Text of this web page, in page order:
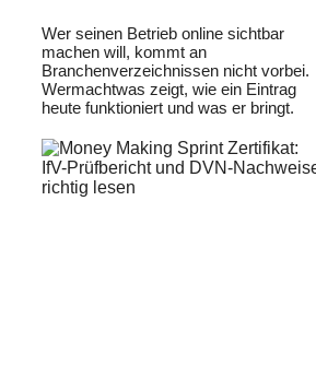
Wer seinen Betrieb online sichtbar
machen will, kommt an
Branchenverzeichnissen nicht vorbei.
Wermachtwas zeigt, wie ein Eintrag
heute funktioniert und was er bringt.